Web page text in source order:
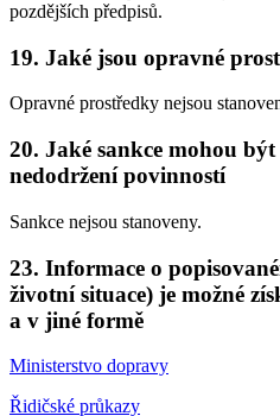
pozdějších předpisů.
19. Jaké jsou opravné
Opravné prostředky nejsou
20. Jaké sankce mohou
nedodržení povinností
Sankce nejsou stanoveny.
23. Informace o
životní situace) je možné
a v jiné formě
Ministerstvo dopravy
Řidičské průkazy